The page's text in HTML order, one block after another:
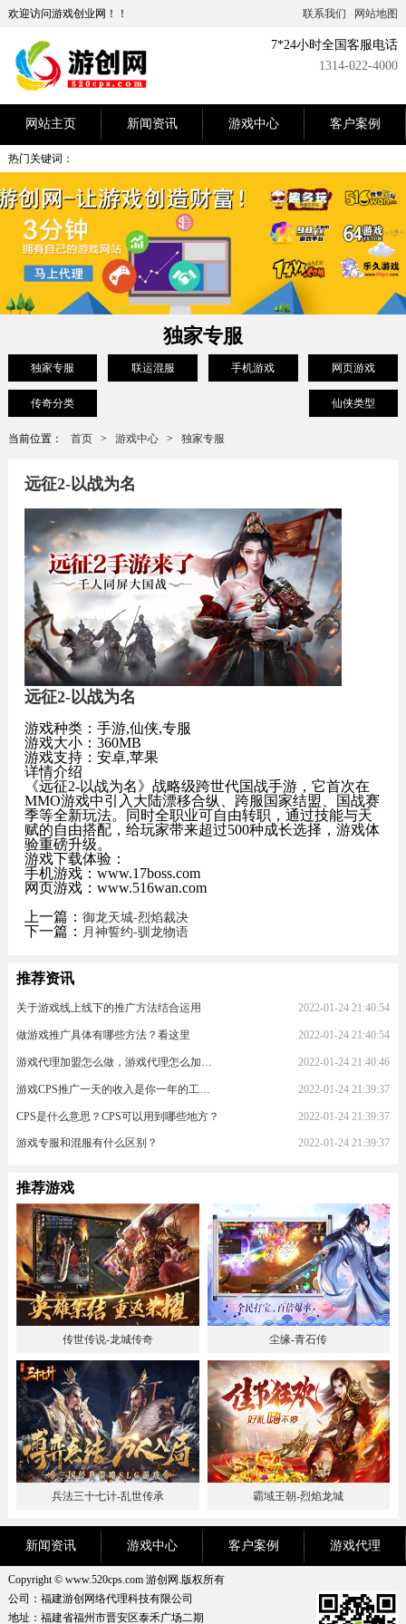
欢迎访问游戏创业网！！ 联系我们 网站地图
7*24小时全国客服电话
1314-022-4000
网站主页 新闻资讯 游戏中心 客户案例
热门关键词：
独家专服
独家专服 联运混服 手机游戏 网页游戏
传奇分类 仙侠类型
当前位置： 首页 > 游戏中心 > 独家专服
远征2-以战为名
远征2-以战为名
游戏种类：手游,仙侠,专服
游戏大小：360MB
游戏支持：安卓,苹果
详情介绍
《远征2-以战为名》战略级跨世代国战手游，它首次在
MMO游戏中引入大陆漂移合纵、跨服国家结盟、国战赛
季等全新玩法。同时全职业可自由转职，通过技能与天
赋的自由搭配，给玩家带来超过500种成长选择，游戏体
验重磅升级。
游戏下载体验：
手机游戏：www.17boss.com
网页游戏：www.516wan.com
上一篇： 御龙天城-烈焰裁决
下一篇： 月神誓约-驯龙物语
推荐资讯
关于游戏线上线下的推广方法结合运用 2022-01-24 21:40:54
做游戏推广具体有哪些方法？看这里 2022-01-24 21:40:54
2022-01-24 21:40:46
2022-01-24 21:39:37
CPS是什么意思？CPS可以用到哪些地方？ 2022-01-24 21:39:37
游戏专服和混服有什么区别？ 2022-01-24 21:39:37
推荐游戏
传世传说-龙城传奇 尘缘-青石传
兵法三十七计-乱世传承 霸域王朝-烈焰龙城
新闻资讯 游戏中心 客户案例 游戏代理
Copyright © www.520cps.com 游创网.版权所有
公司：福建游创网络代理科技有限公司
地址：福建省福州市晋安区泰禾广场二期